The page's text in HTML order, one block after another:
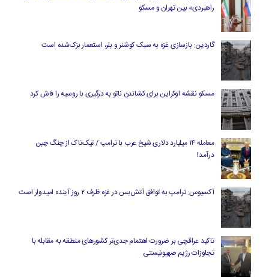
راهبردی» بین تهران و مسکو
گاردین: بازسازی غزه به سبک کوشنر و بلر، استعمار بزک‌شده است
مسکو نقشه اوکراین برای کشاندن ناتو به درگیری با روسیه را فاش کرد
معامله ۱۴ میلیارد دلاری شیخ عرب با ترامپ / تیک‌تاک از چنگ چین
درآمد!
آکسیوس: ترامپ به توافق آتش‌بس در غزه ظرف ۲ روز آینده امیدوار است
تاکید عراقچی بر ضرورت اهتمام جدی‌تر کشورهای منطقه به مقابله با
تجاوزات رژیم صهیونیستی